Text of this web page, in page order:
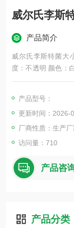
威尔氏李斯
产品简介
威尔氏李斯特菌大
度：不透明 颜色：
润易挑起
产品型号：
更新时间：2026-
厂商性质：生产厂
访问量：710
产品咨
产品分类